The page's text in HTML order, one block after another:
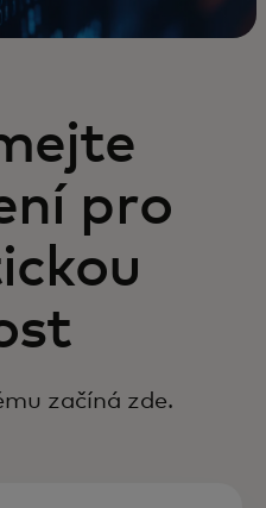
pro
začíná zde.